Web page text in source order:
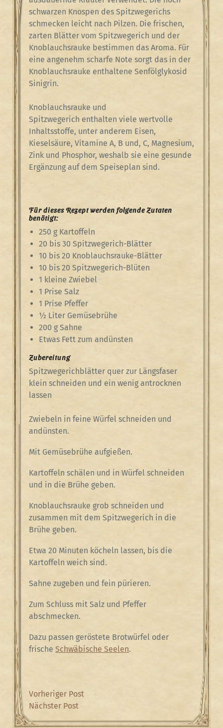
schwarzen Knospen des Spitzwegerichs
schmecken leicht nach Pilzen. Die frischen,
zarten Blätter vom Spitzwegerich und der
Knoblauchsrauke bestimmen das Aroma. Für
eine angenehm scharfe Note sorgt das in der
Knoblauchsrauke enthaltene Senfölglykosid
Sinigrin.
Knoblauchsrauke und
Spitzwegerich enthalten viele wertvolle
Inhaltsstoffe, unter anderem Eisen,
Kieselsäure, Vitamine A, B und, C, Magnesium,
Zink und Phosphor, weshalb sie eine gesunde
Ergänzung auf dem Speiseplan sind.
Für dieses Rezept werden folgende Zutaten
benötigt:
250 g Kartoffeln
20 bis 30 Spitzwegerich-Blätter
10 bis 20 Knoblauchsrauke-Blätter
10 bis 20 Spitzwegerich-Blüten
1 kleine Zwiebel
1 Prise Salz
1 Prise Pfeffer
½ Liter Gemüsebrühe
200 g Sahne
Etwas Fett zum andünsten
Zubereitung
Spitzwegerichblätter quer zur Längsfaser
klein schneiden und ein wenig antrocknen
lassen
Zwiebeln in feine Würfel schneiden und
andünsten.
Mit Gemüsebrühe aufgießen.
Kartoffeln schälen und in Würfel schneiden
und in die Brühe geben.
Knoblauchsrauke grob schneiden und
zusammen mit dem Spitzwegerich in die
Brühe geben.
Etwa 20 Minuten köcheln lassen, bis die
Kartoffeln weich sind.
Sahne zugeben und fein pürieren.
Zum Schluss mit Salz und Pfeffer
abschmecken.
Dazu passen geröstete Brotwürfel oder
frische Schwäbische Seelen.
Beitragsnavigation
Previous
Post
Vorheriger Post
Next
Post
Nächster Post